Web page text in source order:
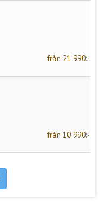
från 21 990:-
från 10 990:-